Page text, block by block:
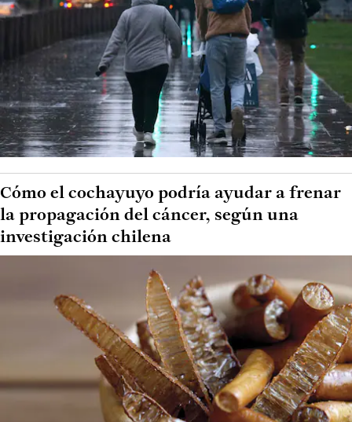
Cómo el cochayuyo podría ayudar a frenar
la propagación del cáncer, según una
investigación chilena